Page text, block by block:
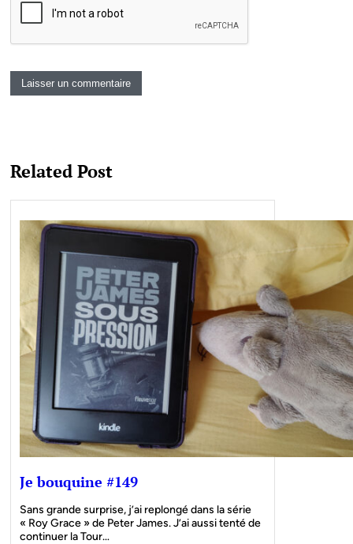
Related Post
Je bouquine #149
Sans grande surprise, j’ai replongé dans la série
« Roy Grace » de Peter James. J’ai aussi tenté de
continuer la Tour…